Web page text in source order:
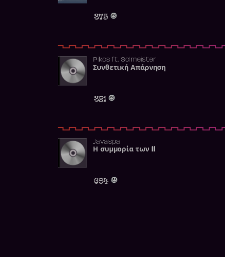
875
Pikosft. Solmeister
Συνθετική Απάρνηση
821
Javaspa
Η συμμορία των 11
694